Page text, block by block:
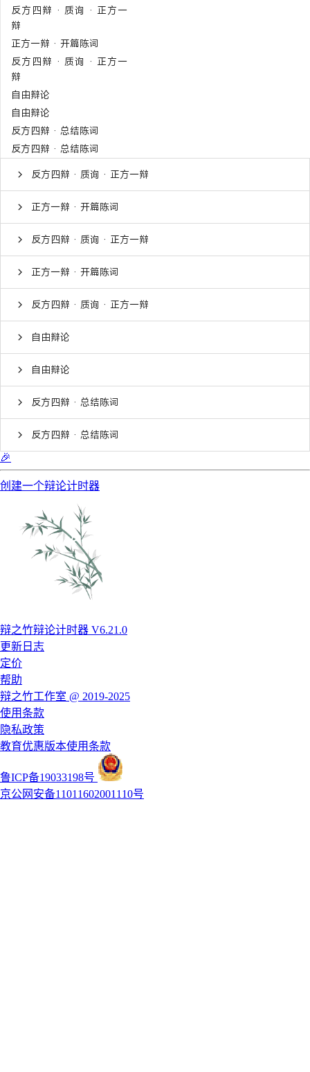
反方四辩 · 质询 · 正方一
辩
正方一辩 · 开篇陈词
反方四辩 · 质询 · 正方一
辩
自由辩论
自由辩论
反方四辩 · 总结陈词
反方四辩 · 总结陈词
反方四辩 · 质询 · 正方一辩
正方一辩 · 开篇陈词
反方四辩 · 质询 · 正方一辩
正方一辩 · 开篇陈词
反方四辩 · 质询 · 正方一辩
自由辩论
自由辩论
反方四辩 · 总结陈词
反方四辩 · 总结陈词
🎉
创建一个辩论计时器
辩之竹辩论计时器 V6.21.0
更新日志
定价
帮助
辩之竹工作室 @ 2019-2025
使用条款
隐私政策
教育优惠版本使用条款
鲁ICP备19033198号
京公网安备11011602001110号